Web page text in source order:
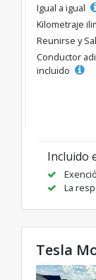
Igual a igual
Kilometraje
Reunirse y
Conductor
incluido
Incluido
La
Tesla